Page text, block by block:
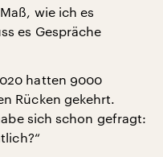
wie ich es
es Gespräche
hatten 9000
Rücken gekehrt.
sich schon gefragt: